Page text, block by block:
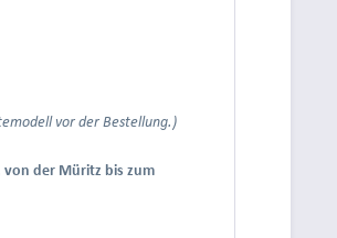
vor der Bestellung.)
von der Müritz bis zum